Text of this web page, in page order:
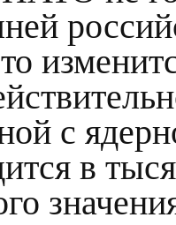
с
в